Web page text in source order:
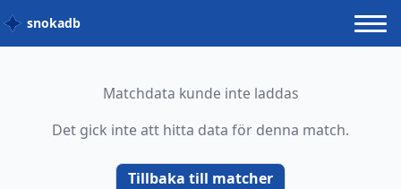
snokadb
Matchdata kunde inte laddas
Det gick inte att hitta data för denna match.
Tillbaka till matcher